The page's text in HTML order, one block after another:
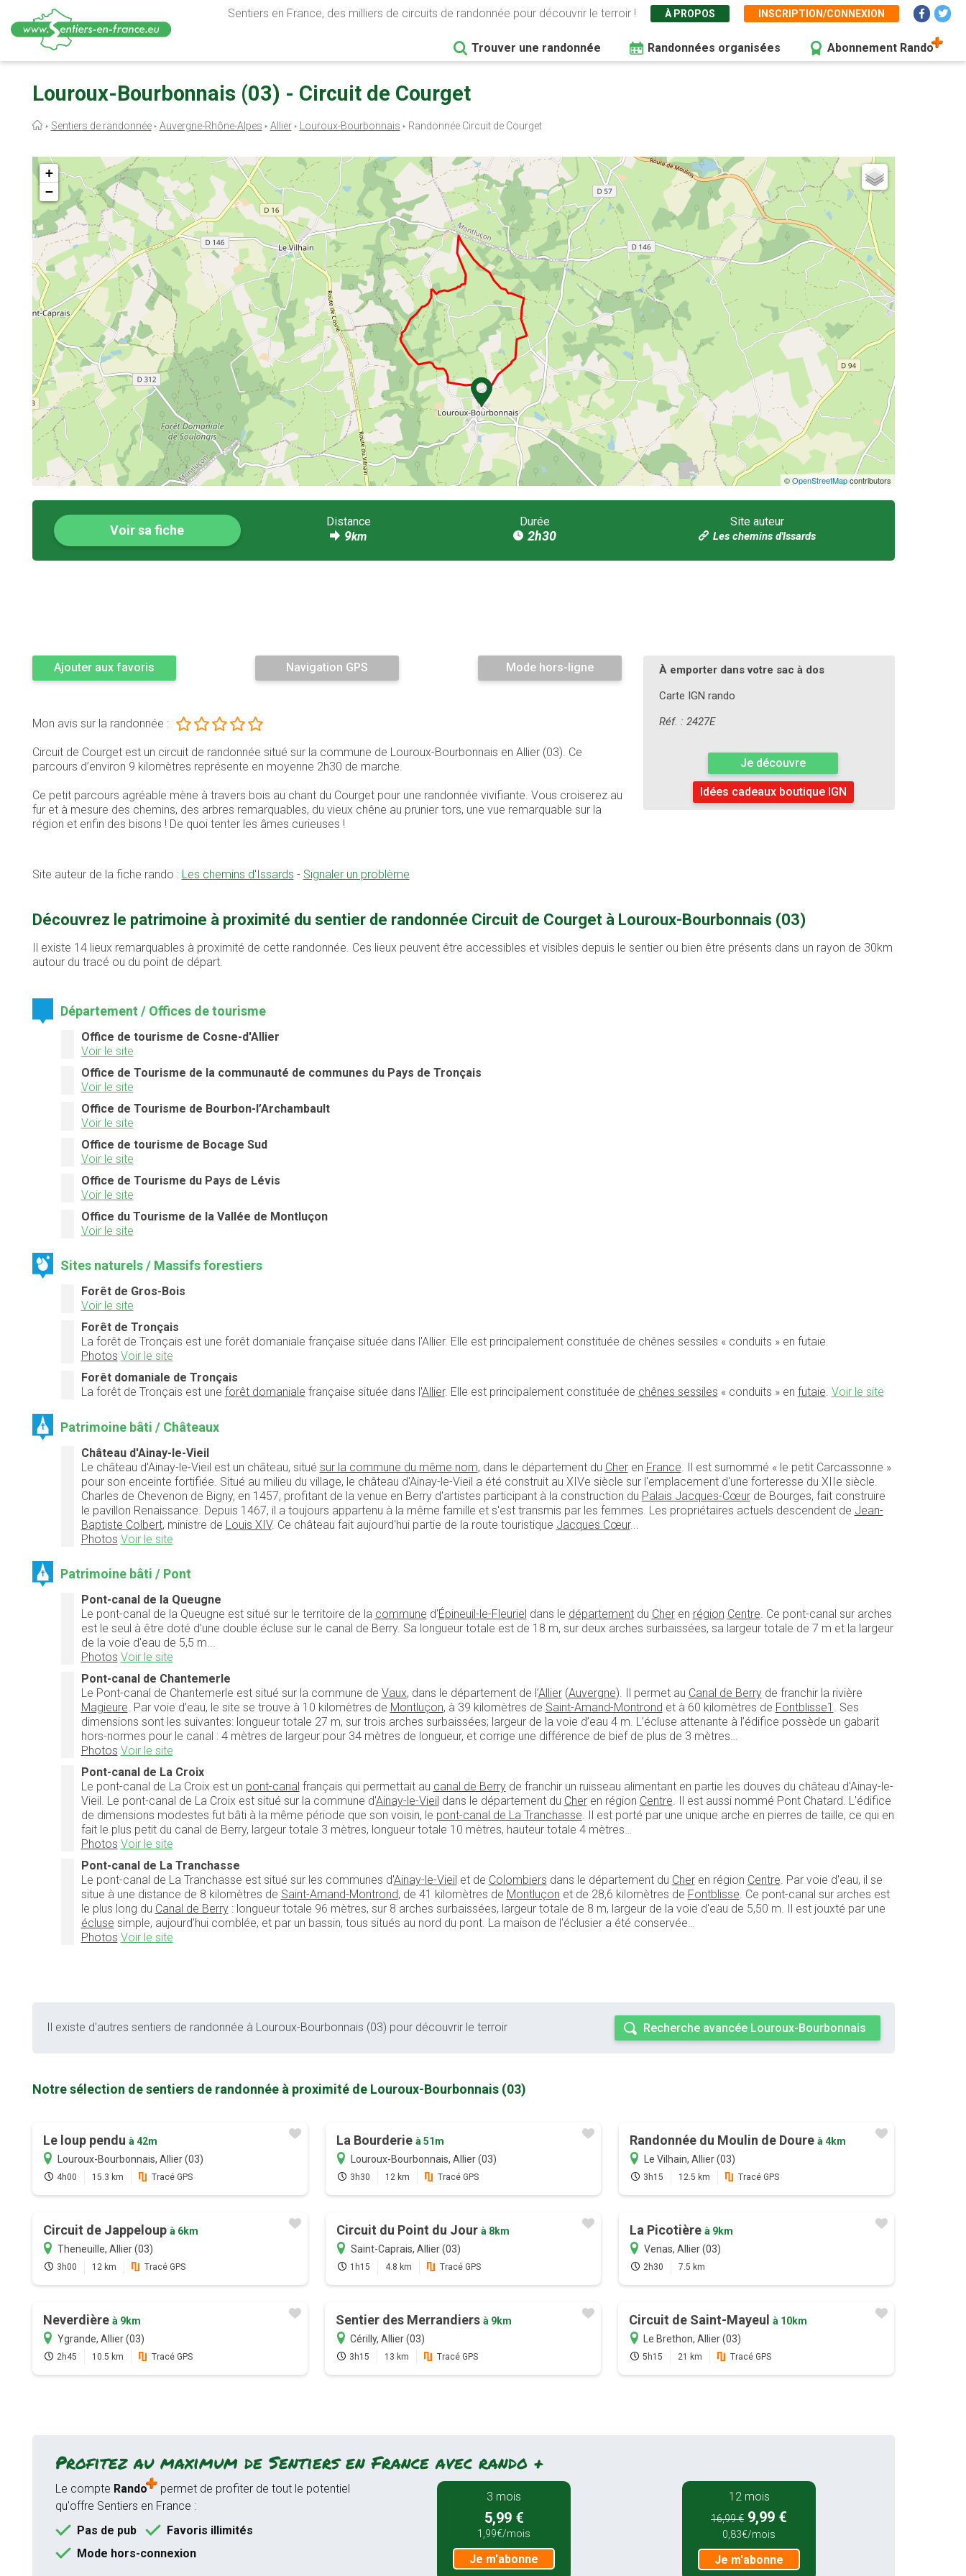
contenu
Sentiers en France, des milliers de circuits de randonnée pour découvrir le terroir ! À PROPOS INSCRIPTION/CONNEXION
Trouver une randonnée Randonnées organisées Abonnement Rando
Louroux-Bourbonnais (03) - Circuit de Courget
Fil
Sentiers de randonnée Auvergne-Rhône-Alpes Allier Louroux-Bourbonnais Randonnée Circuit de Courget
+
−
©OpenStreetMapcontributors
Voir sa fiche
Distance
9km
Durée
2h30
Site auteur
Les chemins d'Issards
Ajouter aux favoris Navigation GPS Mode hors-ligne
Mon avis sur la randonnée :
Circuit de Courget est un circuit de randonnée situé sur la commune de Louroux-Bourbonnais en Allier (03). Ce
parcours d’environ 9 kilomètres représente en moyenne 2h30 de marche.
Ce petit parcours agréable mène à travers bois au chant du Courget pour une randonnée vivifiante. Vous croiserez au
fur et à mesure des chemins, des arbres remarquables, du vieux chêne au prunier tors, une vue remarquable sur la
région et enfin des bisons ! De quoi tenter les âmes curieuses !
Site auteur de la fiche rando : Les chemins d'Issards - Signaler un problème
À emporter dans votre sac à dos
Carte IGN rando
Réf. : 2427E
Je découvre
Idées cadeaux boutique IGN
Découvrez le patrimoine à proximité du sentier de randonnée Circuit de Courget à Louroux-Bourbonnais (03)
Il existe 14 lieux remarquables à proximité de cette randonnée. Ces lieux peuvent être accessibles et visibles depuis le sentier ou bien être présents dans un rayon de 30km
autour du tracé ou du point de départ.
Département / Offices de tourisme
Office de tourisme de Cosne-d'Allier
Voir le site
Office de Tourisme de la communauté de communes du Pays de Tronçais
Voir le site
Office de Tourisme de Bourbon-l’Archambault
Voir le site
Office de tourisme de Bocage Sud
Voir le site
Office de Tourisme du Pays de Lévis
Voir le site
Office du Tourisme de la Vallée de Montluçon
Voir le site
Sites naturels / Massifs forestiers
Forêt de Gros-Bois
Voir le site
Forêt de Tronçais
La forêt de Tronçais est une forêt domaniale française située dans l'Allier. Elle est principalement constituée de chênes sessiles « conduits » en futaie.
Photos Voir le site
Forêt domaniale de Tronçais
La forêt de Tronçais est une forêt domaniale française située dans l'Allier. Elle est principalement constituée de chênes sessiles « conduits » en futaie. Voir le site
Patrimoine bâti / Châteaux
Château d'Ainay-le-Vieil
Le château d'Ainay-le-Vieil est un château, situé sur la commune du même nom, dans le département du Cheren France . Il est surnommé « le petit Carcassonne »
pour son enceinte fortifiée. Situé au milieu du village, le château d'Ainay-le-Vieil a été construit au XIVe siècle sur l'emplacement d'une forteresse du XIIe siècle.
Charles de Chevenon de Bigny, en 1457, profitant de la venue en Berry d'artistes participant à la construction du Palais Jacques-Cœurde Bourges, fait construire
le pavillon Renaissance. Depuis 1467, il a toujours appartenu à la même famille et s'est transmis par les femmes. Les propriétaires actuels descendent de Jean-
Baptiste Colbert, ministre de Louis XIV. Ce château fait aujourd'hui partie de la route touristique Jacques Cœur...
Photos Voir le site
Patrimoine bâti / Pont
Pont-canal de la Queugne
Le pont-canal de la Queugne est situé sur le territoire de la commune d'Épineuil-le-Fleuriel dans le départementdu Cheren région Centre. Ce pont-canal sur arches
est le seul à être doté d'une double écluse sur le canal de Berry. Sa longueur totale est de 18 m, sur deux arches surbaissées, sa largeur totale de 7 m et la largeur
de la voie d'eau de 5,5 m...
Photos Voir le site
Pont-canal de Chantemerle
Le Pont-canal de Chantemerle est situé sur la commune de Vaux, dans le département de l’Allier(Auvergne). Il permet au Canal de Berryde franchir la rivière
Magieure. Par voie d’eau, le site se trouve à 10 kilomètres de Montluçon, à 39 kilomètres de Saint-Amand-Montrond et à 60 kilomètres de Fontblisse1 . Ses
dimensions sont les suivantes: longueur totale 27 m, sur trois arches surbaissées; largeur de la voie d’eau 4 m. L’écluse attenante à l’édifice possède un gabarit
hors-normes pour le canal : 4 mètres de largeur pour 34 mètres de longueur, et corrige une différence de bief de plus de 3 mètres…
Photos Voir le site
Pont-canal de La Croix
Le pont-canal de La Croix est un pont-canal français qui permettait au canal de Berryde franchir un ruisseau alimentant en partie les douves du château d'Ainay-le-
Vieil. Le pont-canal de La Croix est situé sur la commune d'Ainay-le-Vieil dans le département du Cheren région Centre. Il est aussi nommé Pont Chatard. L'édifice
de dimensions modestes fut bâti à la même période que son voisin, le pont-canal de La Tranchasse. Il est porté par une unique arche en pierres de taille, ce qui en
fait le plus petit du canal de Berry, largeur totale 3 mètres, longueur totale 10 mètres, hauteur totale 4 mètres…
Photos Voir le site
Pont-canal de La Tranchasse
Le pont-canal de La Tranchasse est situé sur les communes d'Ainay-le-Vieil et de Colombiers dans le département du Cheren région Centre. Par voie d'eau, il se
situe à une distance de 8 kilomètres de Saint-Amand-Montrond, de 41 kilomètres de Montluçon et de 28,6 kilomètres de Fontblisse. Ce pont-canal sur arches est
le plus long du Canal de Berry: longueur totale 96 mètres, sur 8 arches surbaissées, largeur totale de 8 m, largeur de la voie d'eau de 5,50 m. Il est jouxté par une
écluse simple, aujourd’hui comblée, et par un bassin, tous situés au nord du pont. La maison de l'éclusier a été conservée…
Photos Voir le site
Il existe d'autres sentiers de randonnée à Louroux-Bourbonnais (03) pour découvrir le terroir Recherche avancée Louroux-Bourbonnais
Notre sélection de sentiers de randonnée à proximité de Louroux-Bourbonnais (03)
Le loup pendu à 42m
Louroux-Bourbonnais, Allier (03)
4h00 15.3 km Tracé GPS
La Bourderie à 51m
Louroux-Bourbonnais, Allier (03)
3h30 12 km Tracé GPS
Randonnée du Moulin de Doure à 4km
Le Vilhain, Allier (03)
3h15 12.5 km Tracé GPS
Circuit de Jappeloup à 6km
Theneuille, Allier (03)
3h00 12 km Tracé GPS
Circuit du Point du Jour à 8km
Saint-Caprais, Allier (03)
1h15 4.8 km Tracé GPS
La Picotière à 9km
Venas, Allier (03)
2h30 7.5 km
Neverdière à 9km
Ygrande, Allier (03)
2h45 10.5 km Tracé GPS
Sentier des Merrandiersà 9km
Cérilly, Allier (03)
3h15 13 km Tracé GPS
Circuit de Saint-Mayeulà 10km
Le Brethon, Allier (03)
5h15 21 km Tracé GPS
Profitez au maximum de Sentiers en France avec rando +
Le compte Rando
permet de profiter de tout le potentiel
qu'offre Sentiers en France :
Pas de pub
Favoris illimités
Mode hors-connexion
3 mois
5,99 €
1,99€/mois
Je m'abonne
12 mois
16,99 € 9,99 €
0,83€/mois
Je m'abonne